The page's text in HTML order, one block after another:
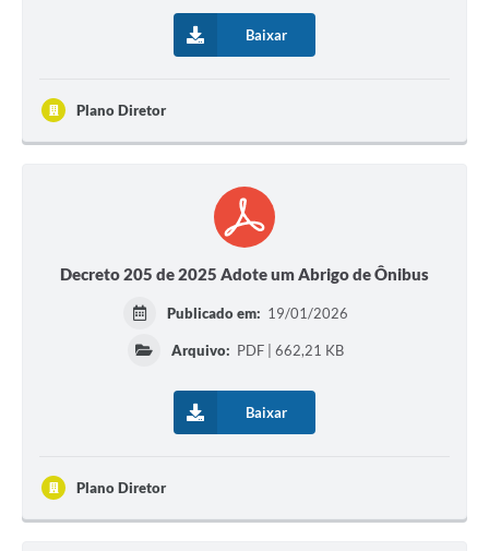
Baixar
Plano Diretor
Decreto 205 de 2025 Adote um Abrigo de Ônibus
Publicado em: 19/01/2026
Arquivo: PDF | 662,21 KB
Baixar
Plano Diretor